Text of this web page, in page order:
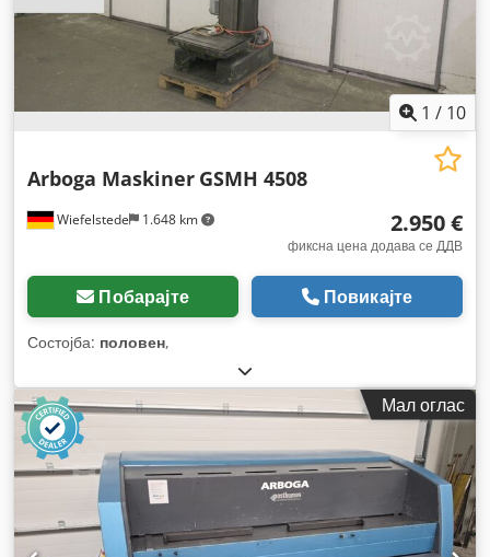
1 / 10
Wiefelstede 1.648 km
Arboga Maskiner GSMH 4508
2.950 €
фиксна цена додава се ДДВ
Побарајте Повикајте
Состојба: половен,
Мал оглас